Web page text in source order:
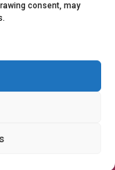
consent, may